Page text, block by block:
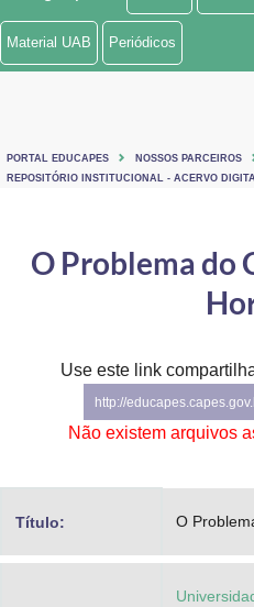
Ministério de Minas e Energia
Ministério do Turismo
Controladoria-Geral da União
Secretaria-Geral
Advocacia-Geral da União
Banco Central do Brasil
Material UAB Periódicos
PORTAL EDUCAPES
NOSSOS PARCEIROS
REPOSITÓRIO INSTITUCIONAL - ACERVO
O Problema do
Use este link
http://
Não existem arquivos
Título: O